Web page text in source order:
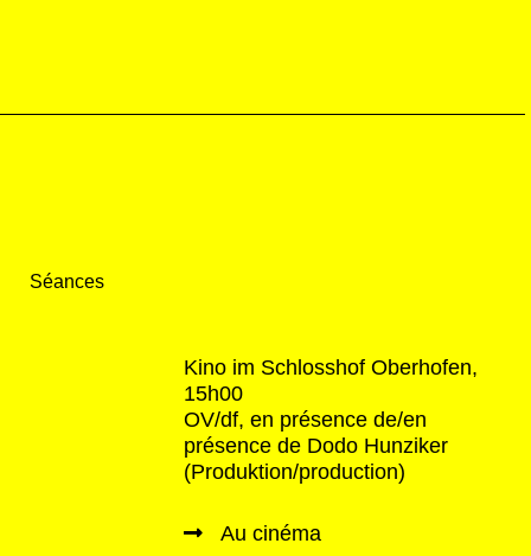
Séances
Kino im Schlosshof Oberhofen,
15h00
OV/df, en présence de/en
présence de Dodo Hunziker
(Produktion/production)
Au cinéma